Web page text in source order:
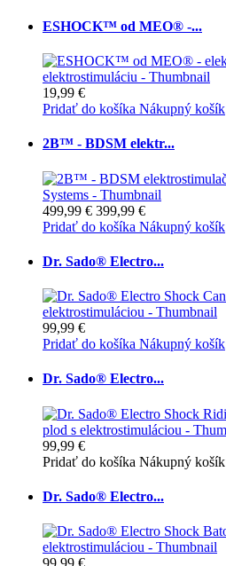
ESHOCK™ od MEO® -...
19,99 €
Pridať do košíka Nákupný košík
2B™ - BDSM elektr...
499,99 € 399,99 €
Pridať do košíka Nákupný košík
Dr. Sado® Electro...
99,99 €
Pridať do košíka Nákupný košík
Dr. Sado® Electro...
99,99 €
Pridať do košíka Nákupný košík
Dr. Sado® Electro...